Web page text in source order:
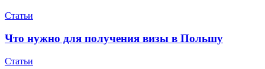
Статьи
Что нужно для получения визы в Польшу
Статьи